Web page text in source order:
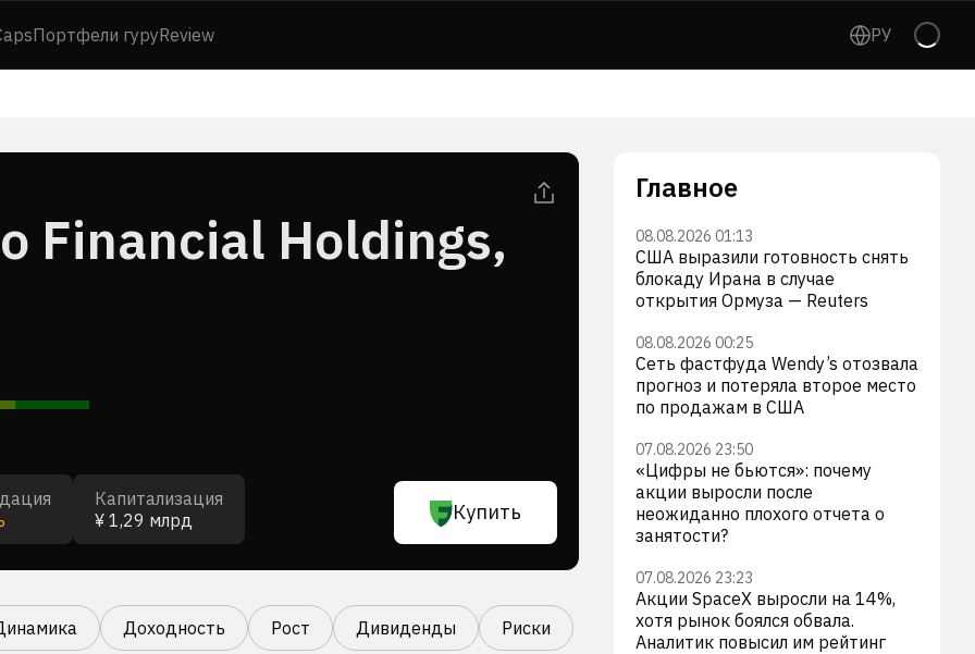
Портфели гуруReview РУ
Financial Holdings,
Капитализация
¥ 1,29 млрд
Купить
Доходность Рост Дивиденды Риски
Главное
08.08.2026 01:13
США выразили готовность снять
блокаду Ирана в случае
открытия Ормуза — Reuters
08.08.2026 00:25
Сеть фастфуда Wendy’s отозвала
прогноз и потеряла второе место
по продажам в США
07.08.2026 23:50
«Цифры не бьются»: почему
акции выросли после
неожиданно плохого отчета о
занятости?
07.08.2026 23:23
Акции SpaceX выросли на 14%,
хотя рынок боялся обвала.
Аналитик повысил им рейтинг